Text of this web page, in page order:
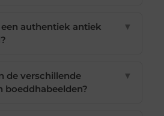
authentiek antiek
▼
de verschillende
boeddhabeelden?
▼